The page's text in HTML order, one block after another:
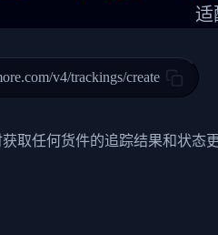
"Departed Facility in
03-06 15:28:00",
"Shipment picked
"BEIJING-CHINA,PEOPLES
适
v4/trackings/create
取任何货件的追踪结果和状态